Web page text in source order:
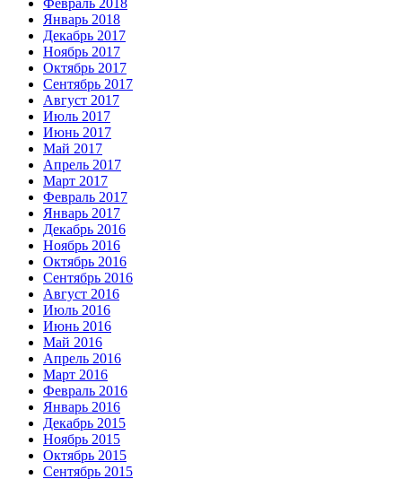
Январь 2018
Декабрь 2017
Ноябрь 2017
Октябрь 2017
Сентябрь 2017
Август 2017
Июль 2017
Июнь 2017
Май 2017
Апрель 2017
Март 2017
Февраль 2017
Январь 2017
Декабрь 2016
Ноябрь 2016
Октябрь 2016
Сентябрь 2016
Август 2016
Июль 2016
Июнь 2016
Май 2016
Апрель 2016
Март 2016
Февраль 2016
Январь 2016
Декабрь 2015
Ноябрь 2015
Октябрь 2015
Сентябрь 2015